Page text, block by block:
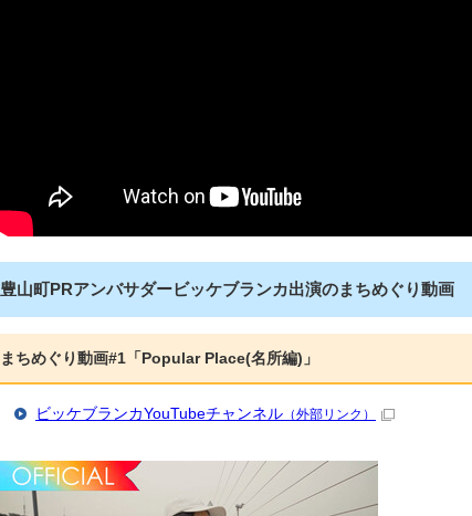
豊山町PRアンバサダービッケブランカ出演のまちめぐり動画
まちめぐり動画#1「Popular Place(名所編)」
ビッケブランカYouTubeチャンネル （外部リンク）